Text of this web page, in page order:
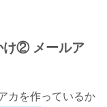
け② メールア
カを作っているか